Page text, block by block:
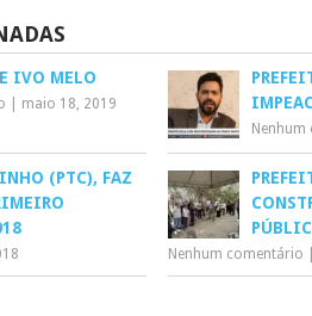
IVO MELO
maio 18, 2019
(PTC), FAZ
Nenhum comentário